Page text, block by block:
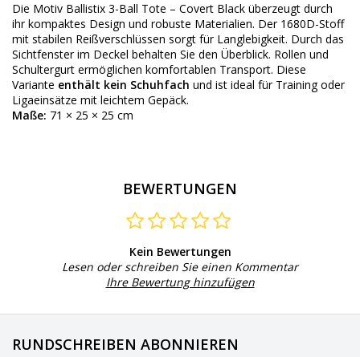
Die Motiv Ballistix 3-Ball Tote – Covert Black überzeugt durch
ihr kompaktes Design und robuste Materialien. Der 1680D-Stoff
mit stabilen Reißverschlüssen sorgt für Langlebigkeit. Durch das
Sichtfenster im Deckel behalten Sie den Überblick. Rollen und
Schultergurt ermöglichen komfortablen Transport. Diese
Variante enthält kein Schuhfach und ist ideal für Training oder
Ligaeinsätze mit leichtem Gepäck.
Maße: 71 × 25 × 25 cm
BEWERTUNGEN
Kein Bewertungen
Lesen oder schreiben Sie einen Kommentar
Ihre Bewertung hinzufügen
RUNDSCHREIBEN ABONNIEREN